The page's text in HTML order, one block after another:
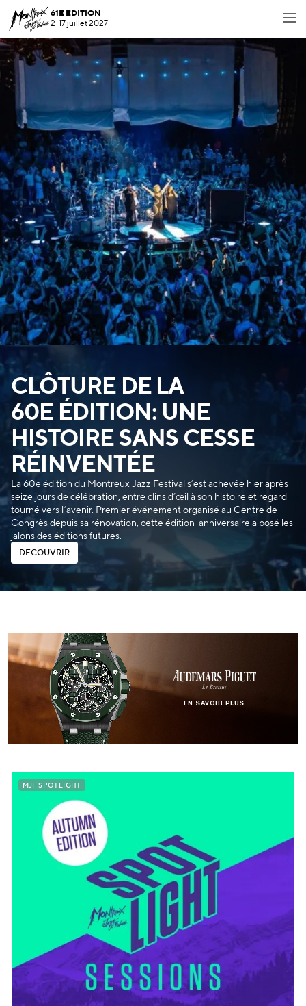
61E EDITION
2-17 juillet 2027
CLÔTURE DE LA
60E ÉDITION: UNE
HISTOIRE SANS CESSE
RÉINVENTÉE
La 60e édition du Montreux Jazz Festival s’est achevée hier après
seize jours de célébration, entre clins d’œil à son histoire et regard
tourné vers l’avenir. Premier événement organisé au Centre de
Congrès depuis sa rénovation, cette édition-anniversaire a posé les
jalons des éditions futures.
DÉCOUV R R
DÉCOUVRIR
EN SAVOIR PLUS
MJF SPOTLIGHT
MJF SPOTLIGHT